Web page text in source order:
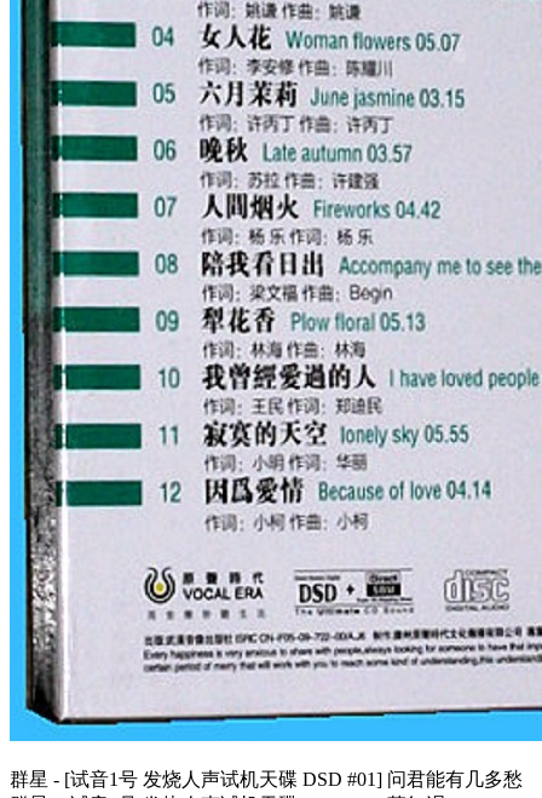
群星 - [试音1号 发烧人声试机天碟 DSD #01] 问君能有几多愁